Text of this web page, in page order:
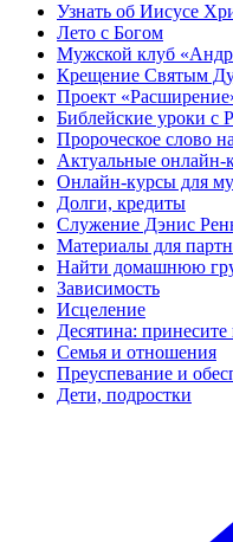
Узнать об Иисусе
Лето с Богом
Мужской клуб
Крещение Святым
Проект
Библейские уроки с
Пророческое слово
Актуальные онлайн-
Онлайн-курсы для
Долги, кредиты
Служение Дэнис
Материалы для
Найти домашнюю
Зависимость
Исцеление
Десятина:
Семья и отношения
Преуспевание и
Дети, подростки